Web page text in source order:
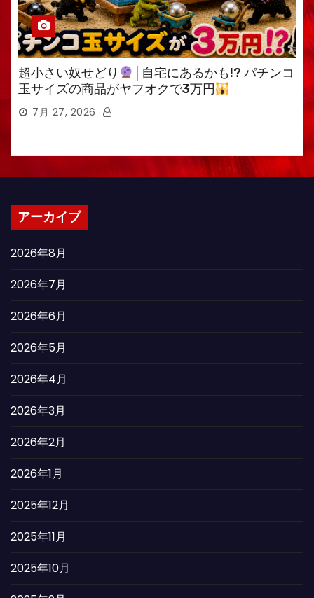
超小さい奴せどり
│自宅にあるかも!? パチンコ
玉サイズの商品がヤフオクで3万円
7月 27, 2026
アーカイブ
2026年8月
2026年7月
2026年6月
2026年5月
2026年4月
2026年3月
2026年2月
2026年1月
2025年12月
2025年11月
2025年10月